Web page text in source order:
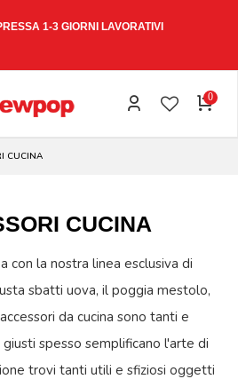
1-3 GIORNI LAVORATIVI
0
CUCINA
CUCINA
con la nostra linea esclusiva di
sbatti uova, il poggia mestolo,
da cucina sono tanti e
spesso semplificano l'arte di
trovi tanti utili e sfiziosi oggetti